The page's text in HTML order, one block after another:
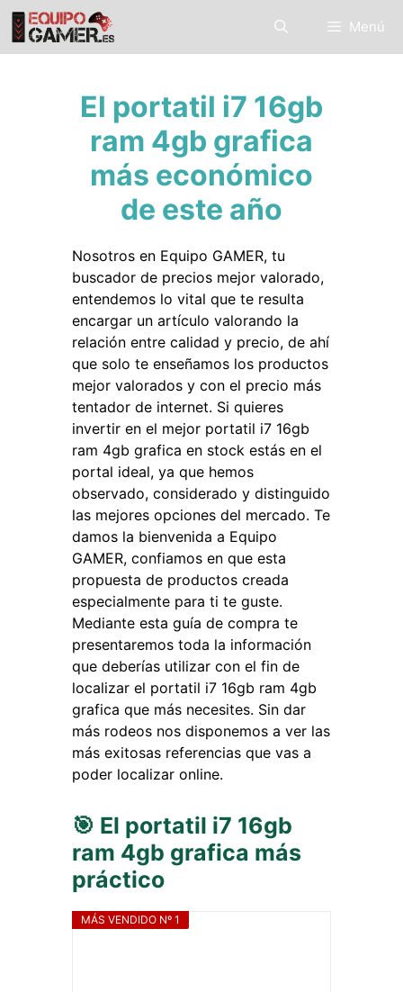
Saltar
contenido
Menú
El portatil i7 16gb
ram 4gb grafica
más económico
de este año
Nosotros en Equipo GAMER, tu
buscador de precios mejor valorado,
entendemos lo vital que te resulta
encargar un artículo valorando la
relación entre calidad y precio, de ahí
que solo te enseñamos los productos
mejor valorados y con el precio más
tentador de internet. Si quieres
invertir en el mejor portatil i7 16gb
ram 4gb grafica en stock estás en el
portal ideal, ya que hemos
observado, considerado y distinguido
las mejores opciones del mercado. Te
damos la bienvenida a Equipo
GAMER, confiamos en que esta
propuesta de productos creada
especialmente para ti te guste.
Mediante esta guía de compra te
presentaremos toda la información
que deberías utilizar con el fin de
localizar el portatil i7 16gb ram 4gb
grafica que más necesites. Sin dar
más rodeos nos disponemos a ver las
más exitosas referencias que vas a
poder localizar online.
🎯 El portatil i7 16gb
ram 4gb grafica más
práctico
MÁS VENDIDO Nº 1